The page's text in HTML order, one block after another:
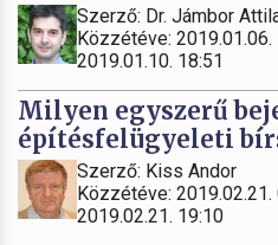
Szerző: Dr. Jámbor
Közzétéve:
2019.01.10. 18:51
Milyen egyszerű
építésfelügyeleti
Szerző: Kiss Andor
Közzétéve:
2019.02.21. 19:10